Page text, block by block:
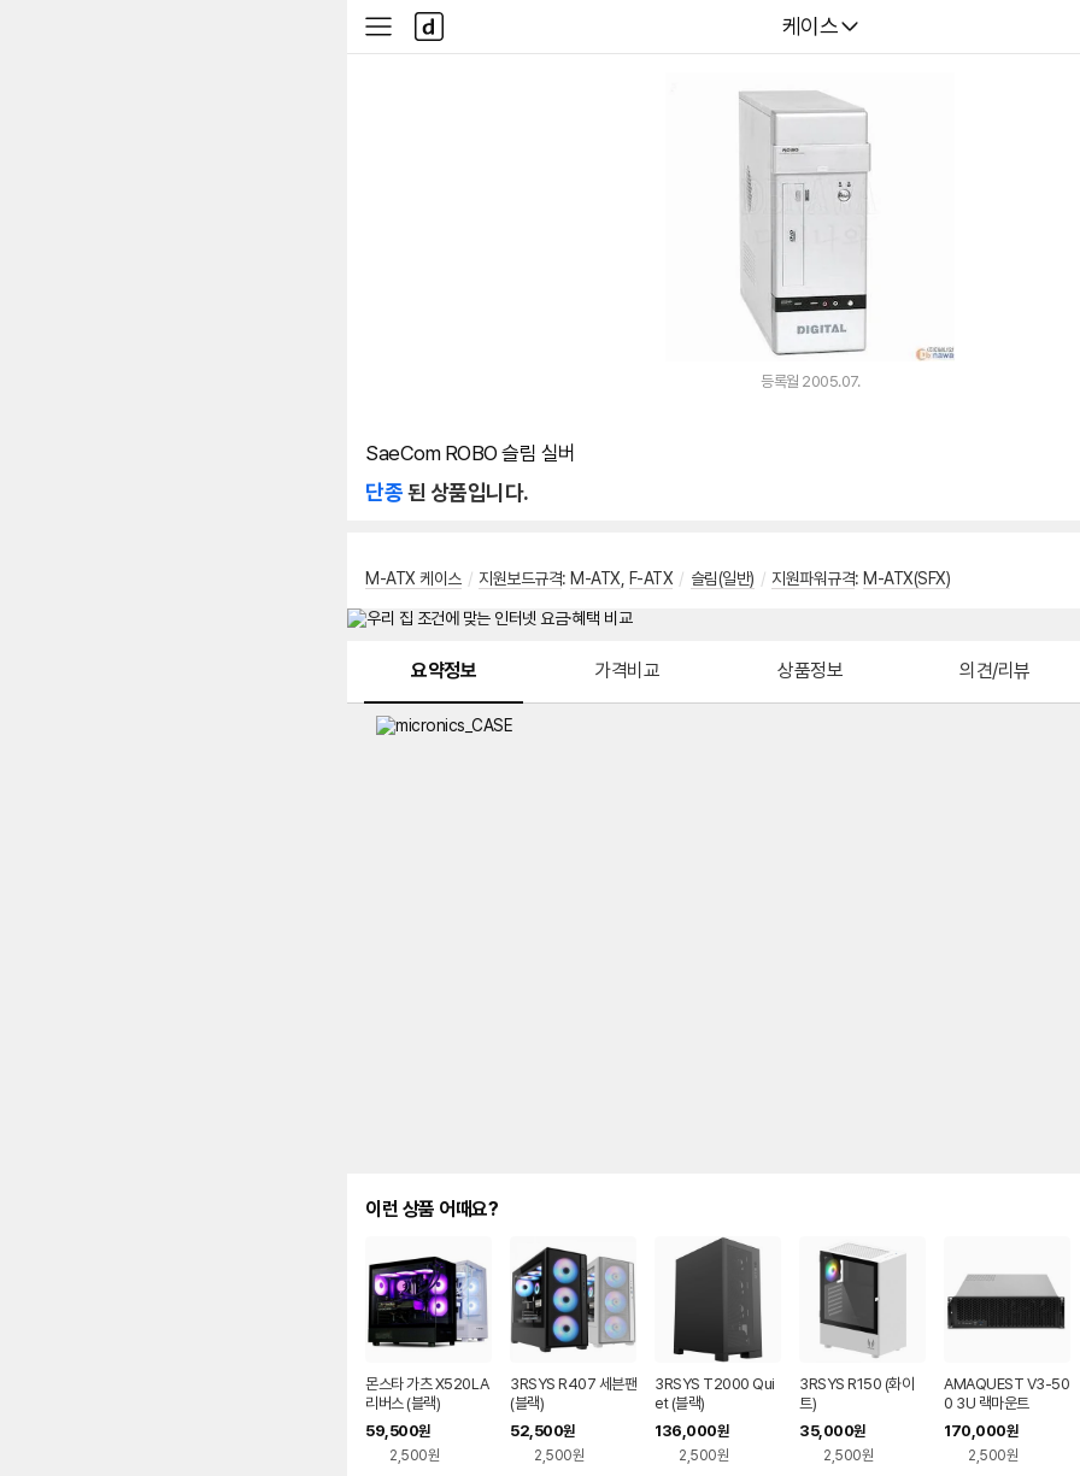
다나와
케이스
사
이
다
나
와
등록월 2005.07.
SaeCom ROBO 슬림 실버
단종된 상품입니다.
M-ATX 케이스 / 지원보드규격: M-ATX F-ATX / 슬림(일반) / 지원파워규격: M-ATX(SFX)
요약정보 가격비교 상품정보 의견/리뷰
이런 상품 어때요?
몬스타 가츠 X520LA
리버스 (블랙)
59,500원
2,500원
3RSYS R407 세븐팬
(블랙)
52,500원
2,500원
3RSYS T2000 Qui
et (블랙)
136,000원
2,500원
3RSYS R150 (화이
트)
35,000원
2,500원
AMAQUEST V3-50
0 3U 랙마운트
170,000원
2,500원